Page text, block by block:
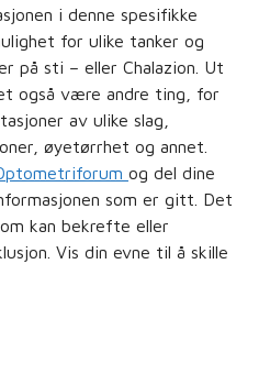
i denne spesifikke
for ulike tanker og
på sti – eller Chalazion. Ut
også være andre ting, for
av ulike slag,
øyetørrhet og annet.
og del dine
som er gitt. Det
kan bekrefte eller
Vis din evne til å skille